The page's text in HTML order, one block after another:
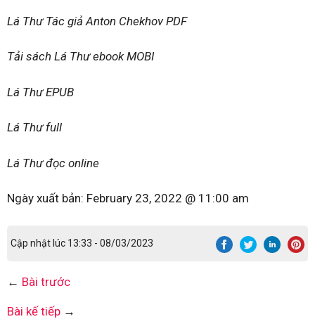
Lá Thư Tác giả Anton Chekhov PDF
Tải sách Lá Thư ebook MOBI
Lá Thư EPUB
Lá Thư full
Lá Thư đọc online
Ngày xuất bản: February 23, 2022 @ 11:00 am
Cập nhật lúc 13:33 - 08/03/2023
← Bài trước
Bài kế tiếp →